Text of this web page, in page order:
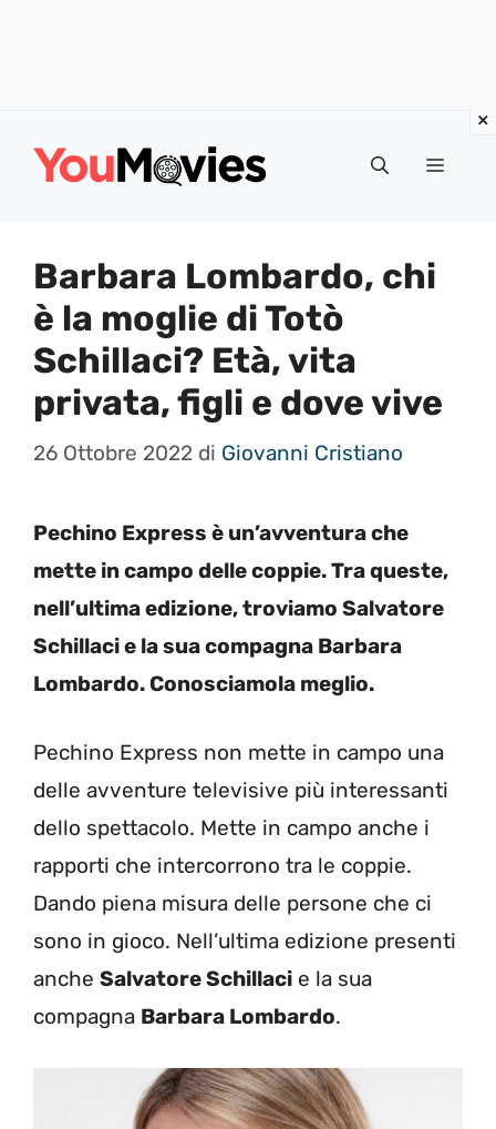
Menu
Barbara Lombardo, chi
è la moglie di Totò
Schillaci? Età, vita
privata, figli e dove vive
26 Ottobre 2022 di Giovanni Cristiano
Pechino Express è un’avventura che
mette in campo delle coppie. Tra queste,
nell’ultima edizione, troviamo Salvatore
Schillaci e la sua compagna Barbara
Lombardo. Conosciamola meglio.
Pechino Express non mette in campo una
delle avventure televisive più interessanti
dello spettacolo. Mette in campo anche i
rapporti che intercorrono tra le coppie.
Dando piena misura delle persone che ci
sono in gioco. Nell’ultima edizione presenti
anche Salvatore Schillaci e la sua
compagna Barbara Lombardo.